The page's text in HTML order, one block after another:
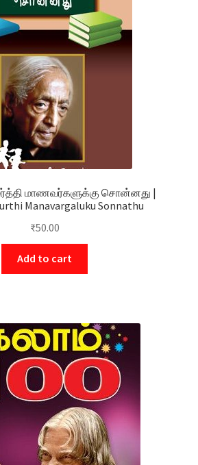
மாணவர்களுக்கு சொன்னது |
Manavargaluku Sonnathu
₹50.00
Add to cart